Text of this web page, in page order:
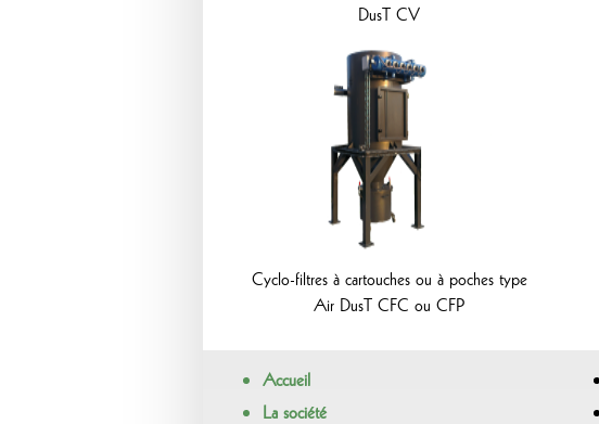
DusT CV
Cyclo-filtres à cartouches ou à poches type
Air DusT CFC ou CFP
Accueil
La société